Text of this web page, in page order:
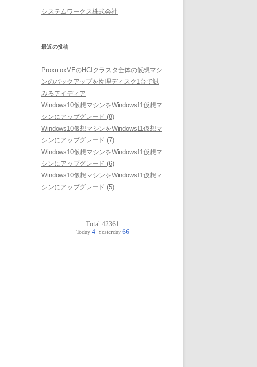
システムワークス株式会社
最近の投稿
ProxmoxVEのHCIクラスタ全体の仮想マシ
ンのバックアップを物理ディスク1台で試
みるアイディア
Windows10仮想マシンをWindows11仮想マ
シンにアップグレード (8)
Windows10仮想マシンをWindows11仮想マ
シンにアップグレード (7)
Windows10仮想マシンをWindows11仮想マ
シンにアップグレード (6)
Windows10仮想マシンをWindows11仮想マ
シンにアップグレード (5)